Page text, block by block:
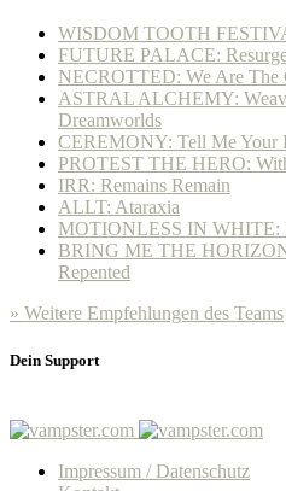
WISDOM TOOTH
FUTURE PALACE:
NECROTTED: We Are The
ASTRAL ALCHEMY:
Dreamworlds
CEREMONY: Tell Me Your
PROTEST THE HERO:
IRR: Remains Remain
ALLT: Ataraxia
MOTIONLESS IN WHITE:
BRING ME THE
Repented
» Weitere Empfehlungen des Teams
Dein Support
Impressum / Datenschutz